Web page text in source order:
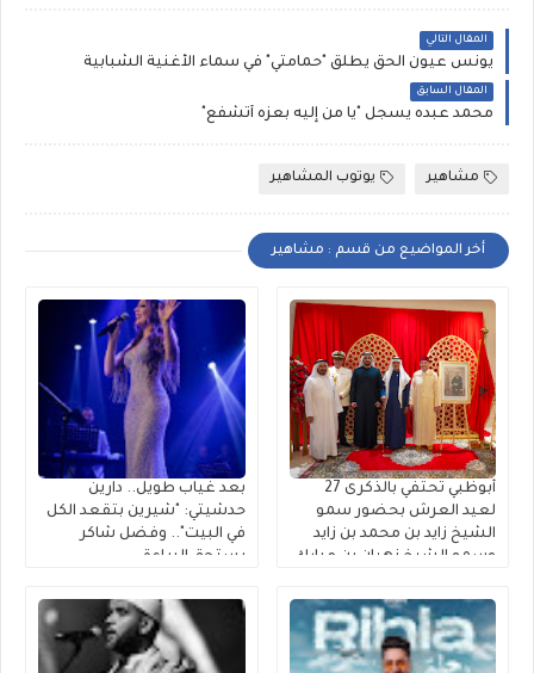
المقال التالي
يونس عيون الحق يطلق "حمامتي" في سماء الأغنية الشبابية
المقال السابق
محمد عبده يسجل "يا من إليه بعزه أتشفع"
مشاهير يوتوب المشاهير
أخر المواضيع من قسم : مشاهير
أبوظبي تحتفي بالذكرى 27
لعيد العرش بحضور سمو
الشيخ زايد بن محمد بن زايد
وسمو الشيخ نهيان بن مبارك
بعد غياب طويل.. دارين
حدشيتي: "شيرين بتقعد الكل
في البيت".. وفضل شاكر
يستحق البراءة